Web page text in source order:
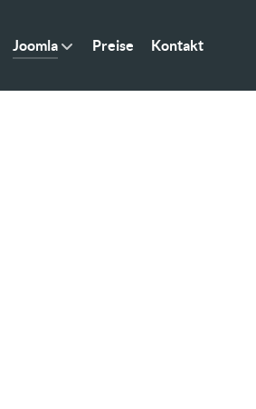
Joomla Preise Kontakt